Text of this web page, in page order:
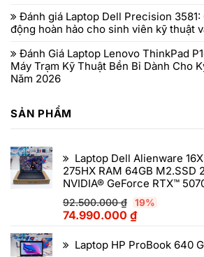
Đánh giá Laptop Dell Precision 3581:
động hoàn hảo cho sinh viên kỹ thuật
Đánh Giá Laptop Lenovo ThinkPad
Máy Trạm Kỹ Thuật Bền Bỉ Dành Cho
Năm 2026
SẢN PHẨM
Laptop Dell Alienware
275HX RAM 64GB M2.SSD
NVIDIA® GeForce RTX™
92.500.000₫ 19%
74.990.000 ₫
Laptop HP ProBook 640